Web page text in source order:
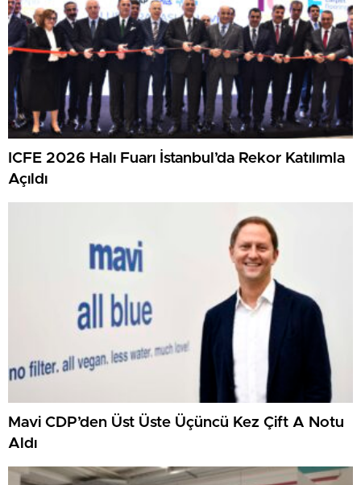
ICFE 2026 Halı Fuarı İstanbul’da Rekor Katılımla
Açıldı
Mavi CDP’den Üst Üste Üçüncü Kez Çift A Notu
Aldı